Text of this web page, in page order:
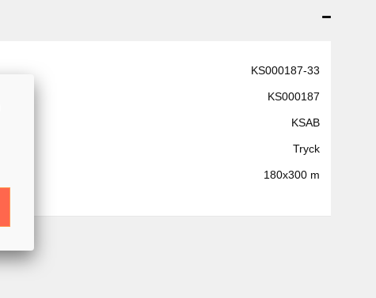
KS000187-33
KS000187
KSAB
Tryck
180x300 m